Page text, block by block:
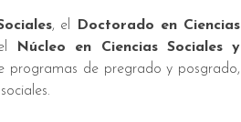
, el
Doctorado en Ciencias
Núcleo en Ciencias Sociales y
programas de pregrado y posgrado,